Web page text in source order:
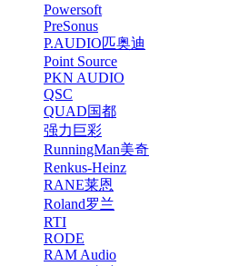
Powersoft
PreSonus
P.AUDIO匹奥迪
Point Source
PKN AUDIO
QSC
QUAD国都
强力巨彩
RunningMan美奇
Renkus-Heinz
RANE莱恩
Roland罗兰
RTI
RODE
RAM Audio